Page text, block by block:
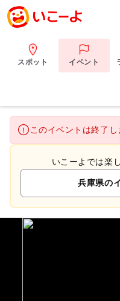
スポット イベント
このイベントは終了し
いこーよでは楽
兵庫県の